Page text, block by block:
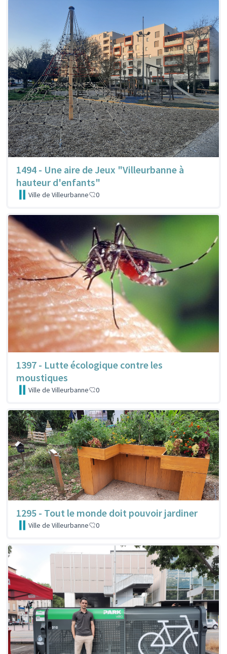
1494 - Une aire de Jeux "Villeurbanne à
hauteur d'enfants"
Ville de Villeurbanne 0
1397 - Lutte écologique contre les
moustiques
Ville de Villeurbanne 0
1295 - Tout le monde doit pouvoir jardiner
Ville de Villeurbanne 0